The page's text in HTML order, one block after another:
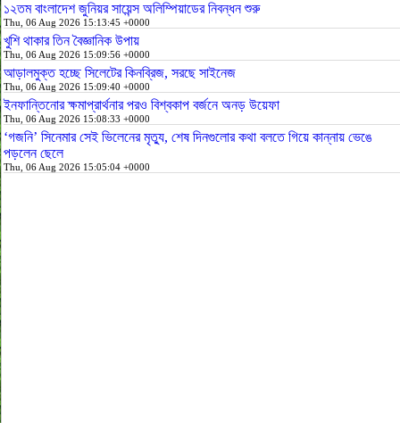
১২তম বাংলাদেশ জুনিয়র সায়েন্স অলিম্পিয়াডের নিবন্ধন শুরু
Thu, 06 Aug 2026 15:13:45 +0000
খুশি থাকার তিন বৈজ্ঞানিক উপায়
Thu, 06 Aug 2026 15:09:56 +0000
আড়ালমুক্ত হচ্ছে সিলেটের কিনব্রিজ, সরছে সাইনেজ
Thu, 06 Aug 2026 15:09:40 +0000
ইনফান্তিনোর ক্ষমাপ্রার্থনার পরও বিশ্বকাপ বর্জনে অনড় উয়েফা
Thu, 06 Aug 2026 15:08:33 +0000
‘গজনি’ সিনেমার সেই ভিলেনের মৃত্যু, শেষ দিনগুলোর কথা বলতে গিয়ে কান্নায় ভেঙে
পড়লেন ছেলে
Thu, 06 Aug 2026 15:05:04 +0000